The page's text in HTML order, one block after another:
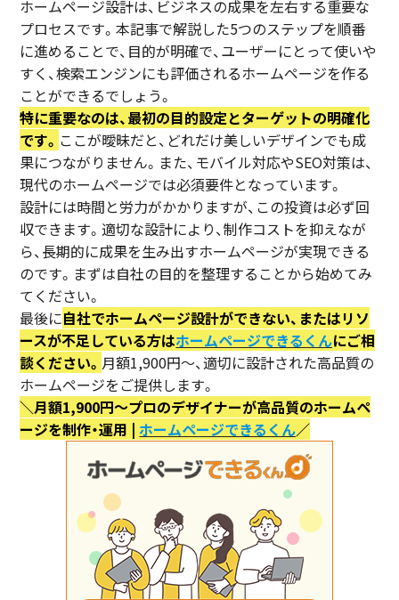
ホームページ設計は、ビジネスの成果を左右する重要な
プロセスです。本記事で解説した5つのステップを順番
に進めることで、目的が明確で、ユーザーにとって使いや
すく、検索エンジンにも評価されるホームページを作る
ことができるでしょう。
特に重要なのは、最初の目的設定とターゲットの明確化
です。 ここが曖昧だと、どれだけ美しいデザインでも成
果につながりません。また、モバイル対応やSEO対策は、
現代のホームページでは必須要件となっています。
設計には時間と労力がかかりますが、この投資は必ず回
収できます。適切な設計により、制作コストを抑えなが
ら、長期的に成果を生み出すホームページが実現できる
のです。まずは自社の目的を整理することから始めてみ
てください。
最後に自社でホームページ設計ができない、またはリソ
ースが不足している方はホームページできるくんにご相
談ください。 月額1,900円〜、適切に設計された高品質の
ホームページをご提供します。
＼月額1,900円〜プロのデザイナーが高品質のホームペ
ージを制作・運用 |ホームページできるくん／